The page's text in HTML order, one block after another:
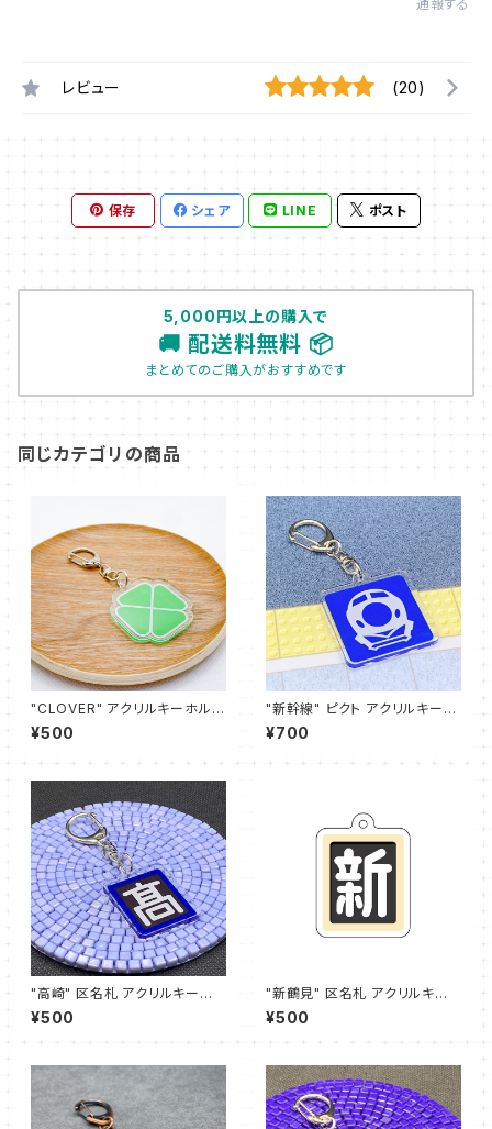
通報する
レビュー (20)
保存 シェア LINE ポスト
5,000円以上の購入で
🚚 配送料無料 📦
まとめてのご購入がおすすめです
同じカテゴリの商品
"CLOVER" アクリルキーホルダ
ー
¥500
"新幹線" ピクト アクリルキーホ
ルダー (ブルー)
¥700
"高崎" 区名札 アクリルキーホ
ルダー
¥500
"新鶴見" 区名札 アクリルキー
ホルダー
¥500